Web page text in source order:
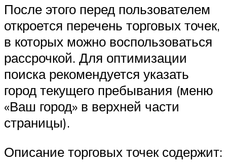
После этого перед пользователем
откроется перечень торговых точек,
в которых можно воспользоваться
рассрочкой. Для оптимизации
поиска рекомендуется указать
город текущего пребывания (меню
«Ваш город» в верхней части
страницы).
Описание торговых точек содержит: